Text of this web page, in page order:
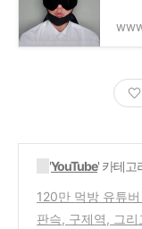
'YouTube' 카테고
120만 먹방 유튜
유죄 징역형 집행
판슥, 구제역, 그